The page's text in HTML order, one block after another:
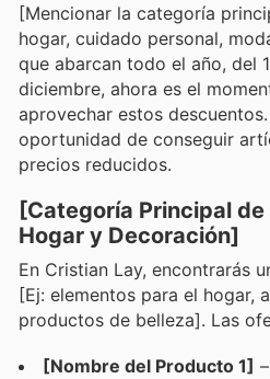
[Mencionar la categoría
hogar, cuidado personal,
que abarcan todo el año, del
diciembre, ahora es el
aprovechar estos
oportunidad de conseguir
precios reducidos.
[Categoría Principal
Hogar y Decoración]
En Cristian Lay, encontrarás
[Ej: elementos para el hogar,
productos de belleza]. Las
[Nombre del Producto 1]